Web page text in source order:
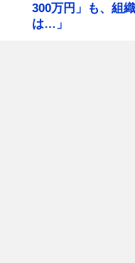
300万円」も、組
は…」